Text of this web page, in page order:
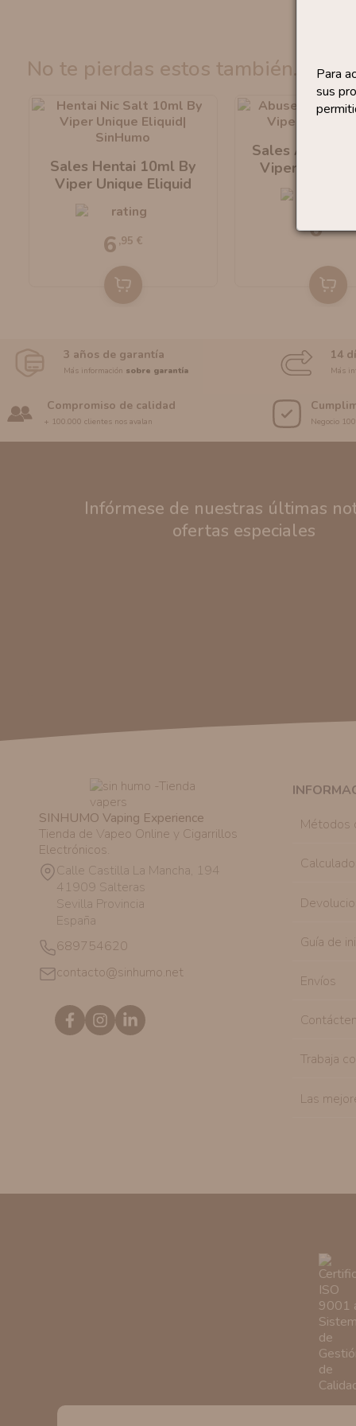
Para
sus
no te pierdas estos también...
Sales Hentai 10ml By
Viper Unique Eliquid
6 ,95 €
Sales Abused
Viper Unique
6
3 años de garantía
Más información sobre garantía
14
Más
Compromiso de calidad
+ 100.000 clientes nos avalan Negocio
Infórmese de nuestras últimas
ofertas especiales
SINHUMO Vaping Experience
Tienda de Vapeo Online y Cigarrillos
Electrónicos.
Calle Castilla La Mancha, 194
41909 Salteras
Sevilla Provincia
España
689754620
contacto@sinhumo.net
Métodos
Guía de
Envíos
Trabaja
Las